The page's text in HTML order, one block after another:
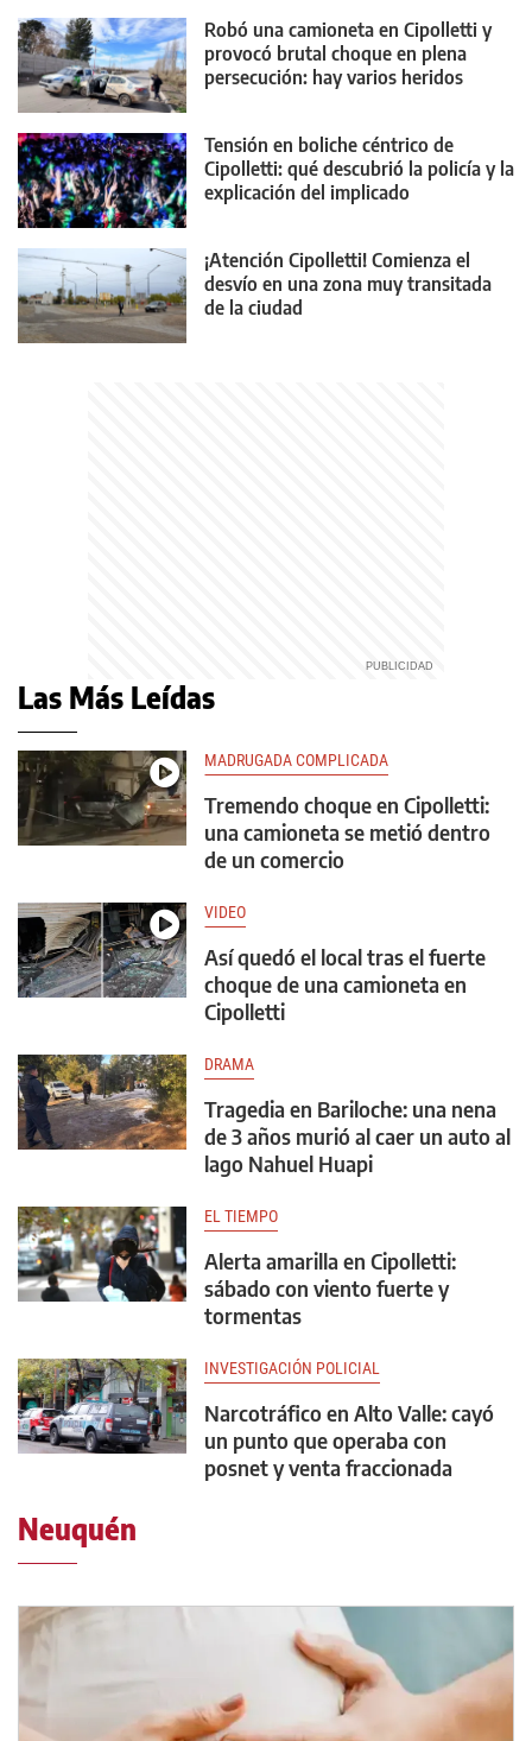
Robó una camioneta en Cipolletti y
provocó brutal choque en plena
persecución: hay varios heridos
Tensión en boliche céntrico de
Cipolletti: qué descubrió la policía y la
explicación del implicado
¡Atención Cipolletti! Comienza el
desvío en una zona muy transitada
de la ciudad
Las Más Leídas
MADRUGADA COMPLICADA
Tremendo choque en Cipolletti:
una camioneta se metió dentro
de un comercio
VIDEO
Así quedó el local tras el fuerte
choque de una camioneta en
Cipolletti
DRAMA
Tragedia en Bariloche: una nena
de 3 años murió al caer un auto al
lago Nahuel Huapi
EL TIEMPO
Alerta amarilla en Cipolletti:
sábado con viento fuerte y
tormentas
INVESTIGACIÓN POLICIAL
Narcotráfico en Alto Valle: cayó
un punto que operaba con
posnet y venta fraccionada
Neuquén